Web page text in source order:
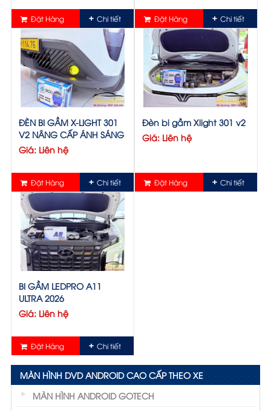
Đặt Hàng Chi tiết Đặt Hàng Chi tiết
ĐÈN BI GẦM X-LIGHT 301
V2 NÂNG CẤP ÁNH SÁNG
Giá: Liên hệ
Đặt Hàng Chi tiết
Đèn bi gầm Xlight 301 v2
Giá: Liên hệ
Đặt Hàng Chi tiết
BI GẦM LEDPRO A11
ULTRA 2026
Giá: Liên hệ
Đặt Hàng Chi tiết
MÀN HÌNH DVD ANDROID CAO CẤP THEO XE
MÀN HÌNH ANDROID GOTECH